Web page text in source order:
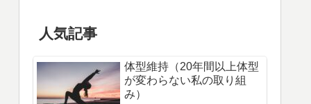
人気記事
体型維持（20年間以上体型
が変わらない私の取り組
み）